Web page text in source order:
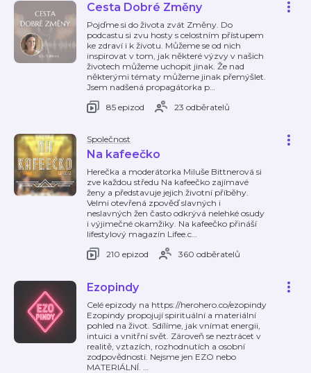
Cesta Dobré Změny
Pojďme si do života zvát Změny. Do
podcastu si zvu hosty s celostním přístupem
ke zdraví i k životu. Můžeme se od nich
inspirovat v tom, jak některé výzvy v našich
životech můžeme uchopit jinak. Že nad
některými tématy můžeme jinak přemýšlet.
Jsem nadšená propagátorka p…
85 epizod
23 odběratelů
Společnost
Na kafeečko
Herečka a moderátorka Miluše Bittnerová si
zve každou středu Na kafeečko zajímavé
ženy a představuje jejich životní příběhy.
Velmi otevřená zpověď slavných i
neslavných žen často odkrývá nelehké osudy
i výjimečné okamžiky. Na kafeečko přináší
lifestylový magazín Lifee.c…
210 epizod
360 odběratelů
Ezopindy
Celé epizody na https://herohero.co/ezopindy
Ezopindy propojují spirituální a materiální
pohled na život. Sdílíme, jak vnímat energii,
intuici a vnitřní svět. Zároveň se neztrácet v
realitě, vztazích, rozhodnutích a osobní
zodpovědnosti. Nejsme jen EZO nebo
MATERIÁLNÍ. …